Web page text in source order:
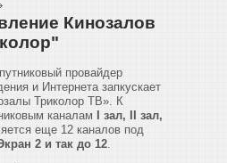
Кинозалов
провайдер
и Интернета запкускает
Триколор ТВ». К
каналам
I зал, II зал,
еще 12 каналов под
2 и так до 12.